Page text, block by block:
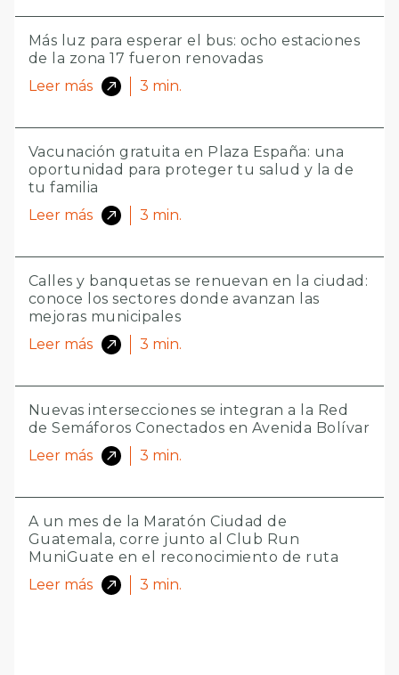
Más luz para esperar el bus: ocho estaciones
de la zona 17 fueron renovadas
Leer más
3 min.
Vacunación gratuita en Plaza España: una
oportunidad para proteger tu salud y la de
tu familia
Leer más
3 min.
Calles y banquetas se renuevan en la ciudad:
conoce los sectores donde avanzan las
mejoras municipales
Leer más
3 min.
Nuevas intersecciones se integran a la Red
de Semáforos Conectados en Avenida Bolívar
Leer más
3 min.
A un mes de la Maratón Ciudad de
Guatemala, corre junto al Club Run
MuniGuate en el reconocimiento de ruta
Leer más
3 min.